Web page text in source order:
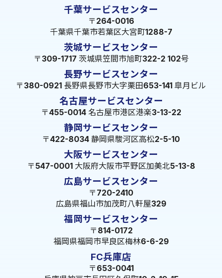
千葉サービスセンター
〒264-0016
千葉県千葉市若葉区大宮町1288-7
茨城サービスセンター
〒309-1717 茨城県笠間市旭町322-2 102号
長野サービスセンター
〒380-0921 長野県長野市大字栗田653-141 皐月ビル
名古屋サービスセンター
〒455-0014 名古屋市港区港楽3-13-22
静岡サービスセンター
〒422-8034 静岡県駿河区高松2-5-10
大阪サービスセンター
〒547-0001 大阪府大阪市平野区加美北5-13-8
広島サービスセンター
〒720-2410
広島県福山市加茂町八軒屋329
福岡サービスセンター
〒814-0172
福岡県福岡市早良区梅林6-6-29
FC兵庫店
〒653-0041